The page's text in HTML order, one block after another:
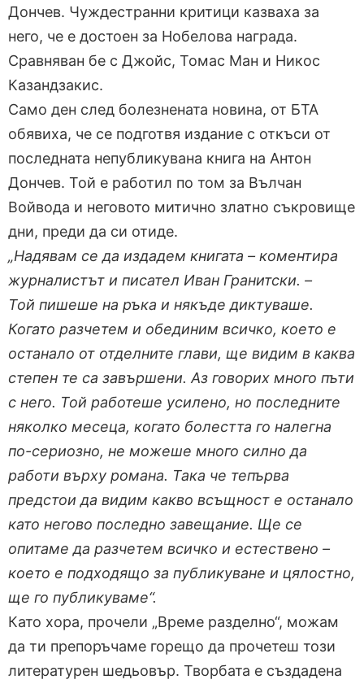
Дончев. Чуждестранни критици казваха за
него, че е достоен за Нобелова награда.
Сравняван бе с Джойс, Томас Ман и Никос
Казандзакис.
Само ден след болезнената новина, от БТА
обявиха, че се подготвя издание с откъси от
последната непубликувана книга на Антон
Дончев. Той е работил по том за Вълчан
Войвода и неговото митично златно съкровище
дни, преди да си отиде.
„Надявам се да издадем книгата – коментира
журналистът и писател Иван Гранитски. –
Той пишеше на ръка и някъде диктуваше.
Когато разчетем и обединим всичко, което е
останало от отделните глави, ще видим в каква
степен те са завършени. Аз говорих много пъти
с него. Той работеше усилено, но последните
няколко месеца, когато болестта го налегна
по-сериозно, не можеше много силно да
работи върху романа. Така че тепърва
предстои да видим какво всъщност е останало
като негово последно завещание. Ще се
опитаме да разчетем всичко и естествено –
което е подходящо за публикуване и цялостно,
ще го публикуваме“.
Като хора, прочели „Време разделно“, можам
да ти препоръчаме горещо да прочетеш този
литературен шедьовър. Творбата е създадена